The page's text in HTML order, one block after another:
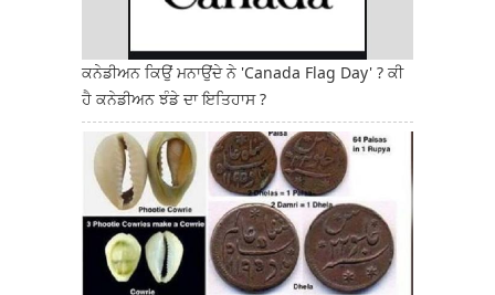
ਕਨੇਡੀਅਨ ਕਿਉਂ ਮਨਾਉਂਦੇ ਨੇ 'Canada Flag Day' ? ਕੀ
ਹੈ ਕਨੇਡੀਅਨ ਝੰਡੇ ਦਾ ਇਤਿਹਾਸ ?